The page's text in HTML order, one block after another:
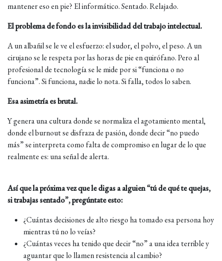
mantener eso en pie? El informático. Sentado. Relajado.
El problema de fondo es la invisibilidad del trabajo intelectual.
A un albañil se le ve el esfuerzo: el sudor, el polvo, el peso. A un
cirujano se le respeta por las horas de pie en quirófano. Pero al
profesional de tecnología se le mide por si “funciona o no
funciona”. Si funciona, nadie lo nota. Si falla, todos lo saben.
Esa asimetría es brutal.
Y genera una cultura donde se normaliza el agotamiento mental,
donde el burnout se disfraza de pasión, donde decir “no puedo
más” se interpreta como falta de compromiso en lugar de lo que
realmente es: una señal de alerta.
Así que la próxima vez que le digas a alguien “tú de qué te quejas,
si trabajas sentado”, pregúntate esto:
¿Cuántas decisiones de alto riesgo ha tomado esa persona hoy
mientras tú no lo veías?
¿Cuántas veces ha tenido que decir “no” a una idea terrible y
aguantar que lo llamen resistencia al cambio?